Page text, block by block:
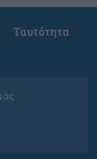
Ταυτότητα